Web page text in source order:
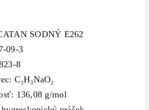
SODNÝ E262
09-3
8
C₂H₃NaO₂
136,08 g/mol